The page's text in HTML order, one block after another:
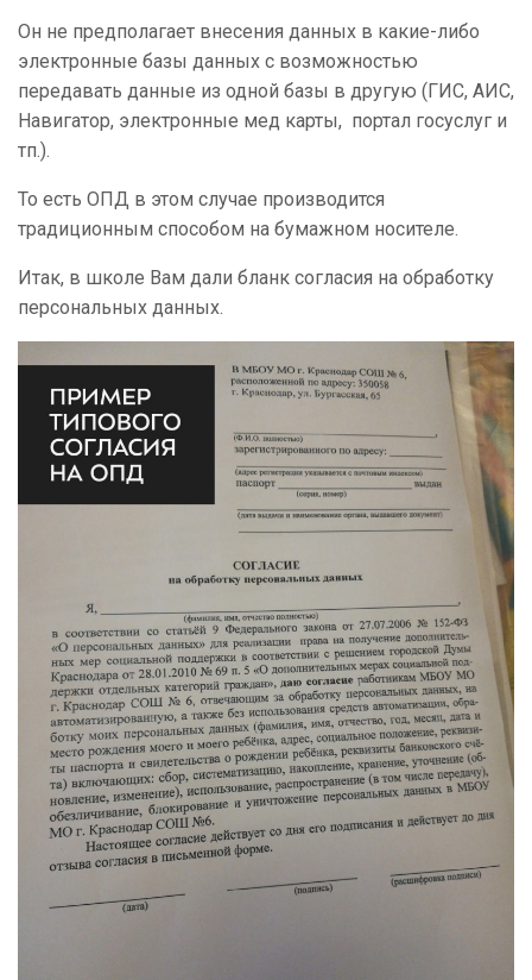
Он не предполагает внесения данных в какие-либо
электронные базы данных с возможностью
передавать данные из одной базы в другую (ГИС, АИС,
Навигатор, электронные мед карты, портал госуслуг и
тп.).
То есть ОПД в этом случае производится
традиционным способом на бумажном носителе.
Итак, в школе Вам дали бланк согласия на обработку
персональных данных.